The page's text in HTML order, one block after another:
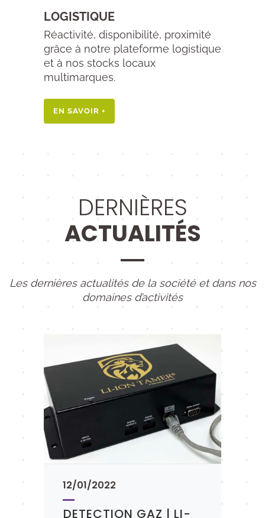
LOGISTIQUE
Réactivité, disponibilité, proximité
grâce à notre plateforme logistique
et à nos stocks locaux
multimarques.
EN SAVOIR +
DERNIÈRES
ACTUALITÉS
Les dernières actualités de la société et dans nos
domaines d’activités
12/01/2022
DETECTION GAZ | LI-